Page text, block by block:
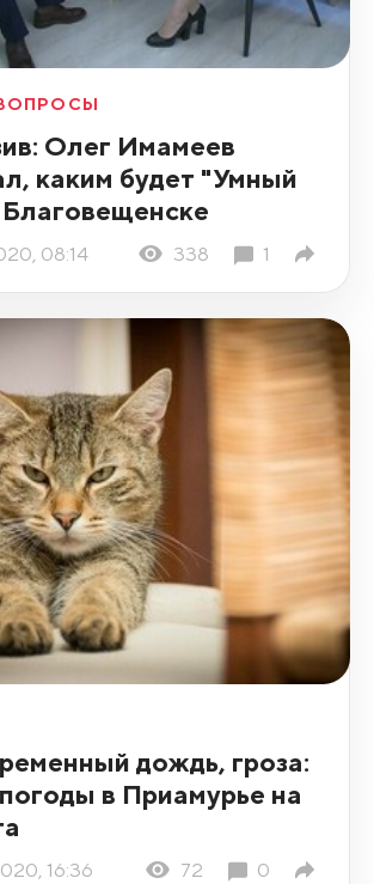
Олег Имамеев
каким будет "Умный
08:14 338 1
дождь, гроза:
в Приамурье на
16:36 72 0